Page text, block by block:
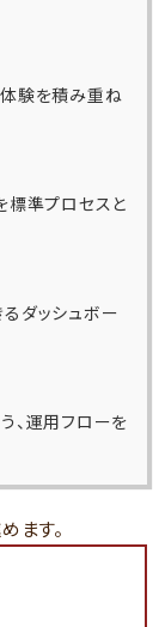
験を積み重ね
標準プロセスと
ダッシュボー
、運用フローを
ます。